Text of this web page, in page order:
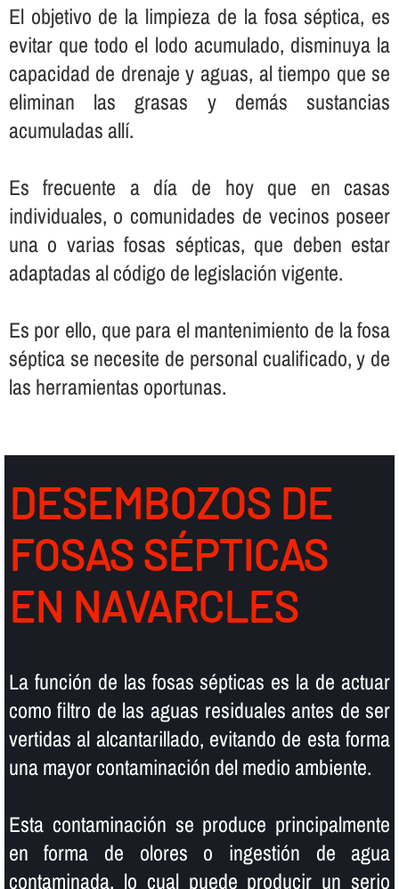
El objetivo de la limpieza de la fosa séptica, es
evitar que todo el lodo acumulado, disminuya la
capacidad de drenaje y aguas, al tiempo que se
eliminan las grasas y demás sustancias
acumuladas allí­.
Es frecuente a dí­a de hoy que en casas
individuales, o comunidades de vecinos poseer
una o varias fosas sépticas, que deben estar
adaptadas al código de legislación vigente.
Es por ello, que para el mantenimiento de la fosa
séptica se necesite de personal cualificado, y de
las herramientas oportunas.
DESEMBOZOS DE
FOSAS SÉPTICAS
EN NAVARCLES
La función de las fosas sépticas es la de actuar
como filtro de las aguas residuales antes de ser
vertidas al alcantarillado, evitando de esta forma
una mayor contaminación del medio ambiente.
Esta contaminación se produce principalmente
en forma de olores o ingestión de agua
contaminada, lo cual puede producir un serio